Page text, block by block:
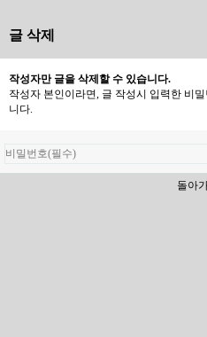
글 삭제
작성자만 글을 삭제할 수 있습니다.
작성자 본인이라면, 글 작성시 입력한 비
니다.
돌아